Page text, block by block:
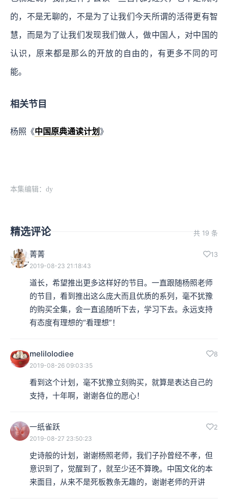
的，不是无聊的，不是为了让我们今天所谓的活得更有智
慧，而是为了让我们发现我们做人，做中国人，对中国的
认识，原来都是那么的开放的自由的，有更多不同的可
能。
相关节目
杨照《中国原典通读计划 》
本集编辑：dy
精选评论 共 19 条
菁菁 13
2019-08-23 21:18:43
道长，希望推出更多这样好的节目。一直跟随杨照老师
的节目，看到推出这么庞大而且优质的系列，毫不犹豫
的购买全集，会一直追随听下去，学习下去。永远支持
有态度有理想的“看理想”！
melilolodiee 8
2019-08-26 09:03:35
看到这个计划，毫不犹豫立刻购买，就算是表达自己的
支持，十年啊，谢谢各位的愿心！
一纸雀跃 2
2019-08-27 23:50:23
史诗般的计划，谢谢杨照老师，我们子孙曾经不孝，但
意识到了，觉醒到了，就至少还不算晚。中国文化的本
来面目，从来不是死板教条无趣的，谢谢老师的开讲